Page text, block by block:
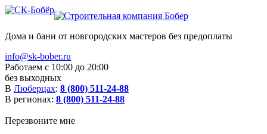
Дома и бани от новгородских мастеров без предоплаты
info@sk-bober.ru
Работаем с 10:00 до 20:00
без выходных
В Люберцах: 8 (800) 511-24-88
В регионах: 8 (800) 511-24-88
Перезвоните мне